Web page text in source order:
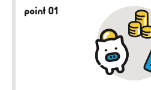
point 01